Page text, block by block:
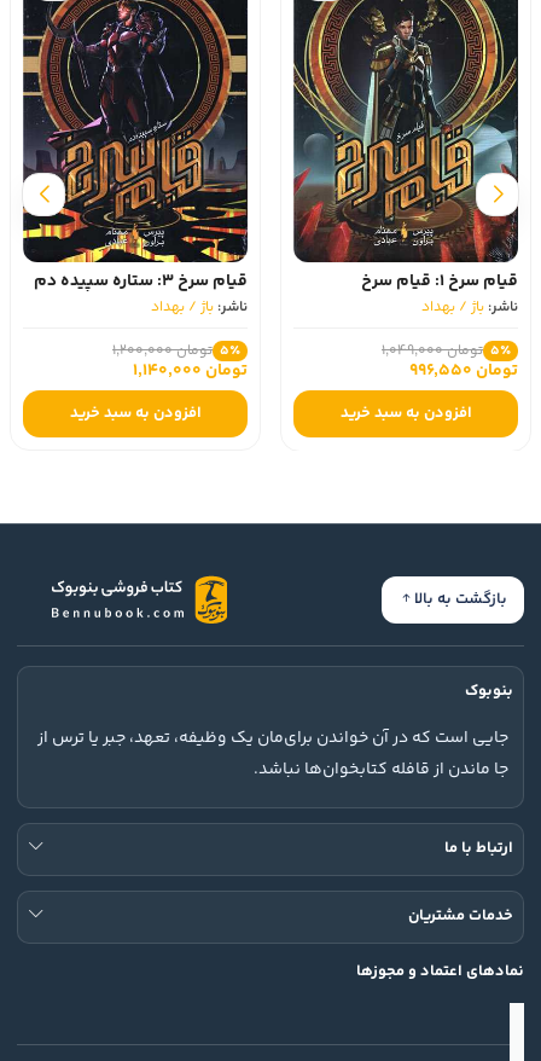
قیام سرخ 1: قیام سرخ
ناشر: باژ / بهداد
5٪ تومان 1,049,000
تومان 996,550
افزودن به سبد خرید
قیام سرخ 3: ستاره سپیده دم
ناشر: باژ / بهداد
5٪ تومان 1,200,000
تومان 1,140,000
افزودن به سبد خرید
بازگشت به بالا
بنوبوک
جایی است که در آن خواندن برای‌مان یک وظیفه، تعهد، جبر یا ترس از
جا ماندن از قافله کتابخوان‌ها نباشد.
ارتباط با ما
خدمات مشتریان
نمادهای اعتماد و مجوزها